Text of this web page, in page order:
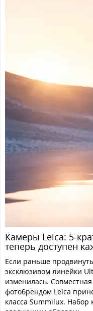
Камеры Leica: 5-
теперь доступен
Если раньше
эксклюзивом линейки
изменилась.
фотобрендом Leica
класса Summilux. Набор